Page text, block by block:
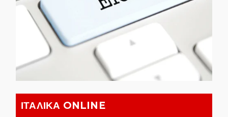
ΙΤΑΛΙΚΑ ONLINE